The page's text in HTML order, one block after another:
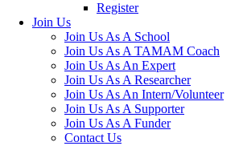
Register
Join Us
Join Us As A School
Join Us As A TAMAM Coach
Join Us As An Expert
Join Us As A Researcher
Join Us As An Intern/Volunteer
Join Us As A Supporter
Join Us As A Funder
Contact Us